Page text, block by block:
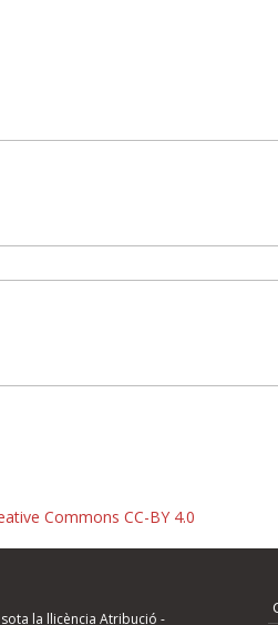
Commons CC-BY 4.0
la llicència Atribució -